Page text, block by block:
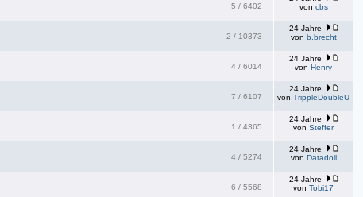
5 / 6402
von cbs
2 / 10373
24 Jahre
von b.brecht
4 / 6014
24 Jahre
von Henry
7 / 6107
24 Jahre
von TrippleDoubleU
1 / 4365
24 Jahre
von Steffer
4 / 5274
24 Jahre
von Datadoll
6 / 5568
24 Jahre
von Tobi17